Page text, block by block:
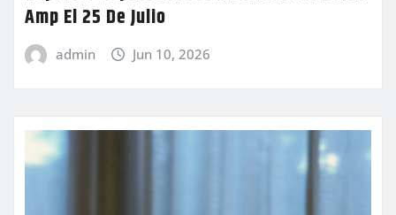
Amp El 25 De Julio
admin Jun 10, 2026